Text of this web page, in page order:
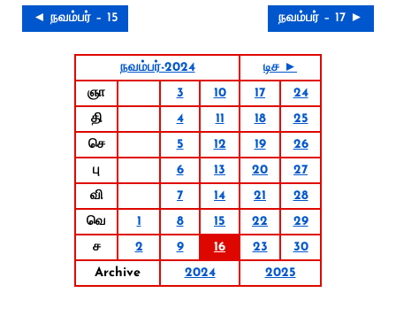
◄ நவம்பர் – 15 நவம்பர் – 17 ►
நவம்பர்-2024
டிச ►
ஞா
3 10 17
24
தி
4 11 18
25
செ
5 12 19
26
பு
6 13 20
27
வி
7 14 21
28
வெ
1 8 15 22
29
ச
2 9 16 23
30
Archive
2024 2025